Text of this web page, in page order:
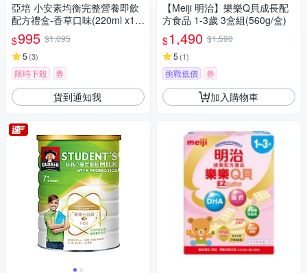
亞培 小安素均衡完整營養即飲
配方禮盒-香草口味(220ml x15
入)
$995 $1,095
5 (3)
限時下殺 券
貨到通知我
【Meiji 明治】樂樂Q貝成長配
方食品 1-3歲 3盒組(560g/盒)
$1,490 $1,590
5 (1)
挑戰低價 券
加入購物車